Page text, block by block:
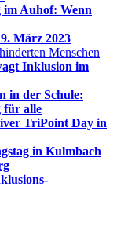
Auhof: Wenn
März 2023
Inklusion im
in der Schule:
für alle
TriPoint Day in
in Kulmbach